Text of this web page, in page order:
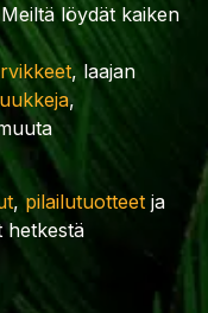
Meiltä löydät kaiken
, laajan
,
,pilailutuotteet ja
hetkestä